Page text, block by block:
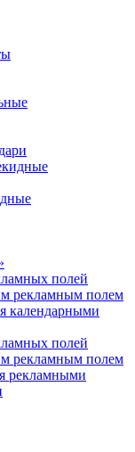
полей
рекламным полем
календарными
полей
рекламным полем
рекламными